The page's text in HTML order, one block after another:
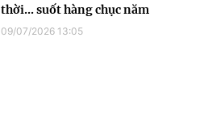
thời... suốt hàng chục năm
09/07/2026 13:05